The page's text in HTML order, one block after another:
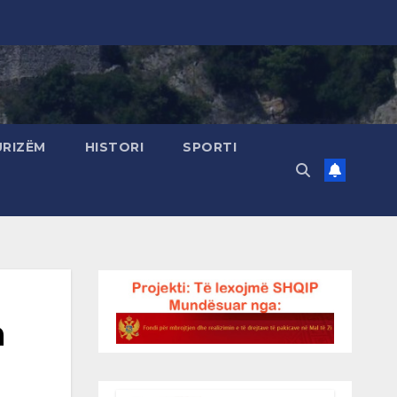
HISTORI SPORTI